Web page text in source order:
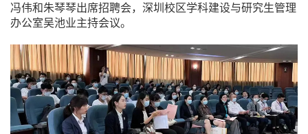
冯伟和朱琴琴出席招聘会，深圳校区学科建设与研究生管理
办公室吴池业主持会议。